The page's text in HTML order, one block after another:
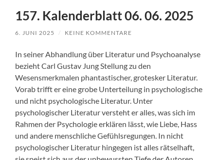
157. Kalenderblatt 06. 06. 2025
6. JUNI 2025 / KEINE KOMMENTARE
In seiner Abhandlung über Literatur und Psychoanalyse
bezieht Carl Gustav Jung Stellung zu den
Wesensmerkmalen phantastischer, grotesker Literatur.
Vorab trifft er eine grobe Unterteilung in psychologische
und nicht psychologische Literatur. Unter
psychologischer Literatur versteht er alles, was sich im
Rahmen der Psychologie erklären lässt, wie Liebe, Hass
und andere menschliche Gefühlsregungen. In nicht
psychologischer Literatur hingegen ist alles rätselhaft,